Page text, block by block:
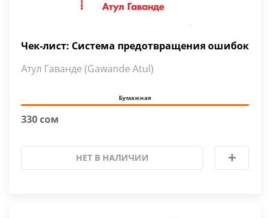
Чек-лист: Система предотвращения ошибок
Атул Гаванде (Gawande Atul)
Бумажная
330 сом
НЕТ В НАЛИЧИИ